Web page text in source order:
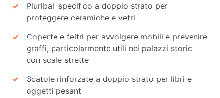
Pluriball specifico a doppio strato per
proteggere ceramiche e vetri
Coperte e feltri per avvolgere mobili e prevenire
graffi, particolarmente utili nei palazzi storici
con scale strette
Scatole rinforzate a doppio strato per libri e
oggetti pesanti